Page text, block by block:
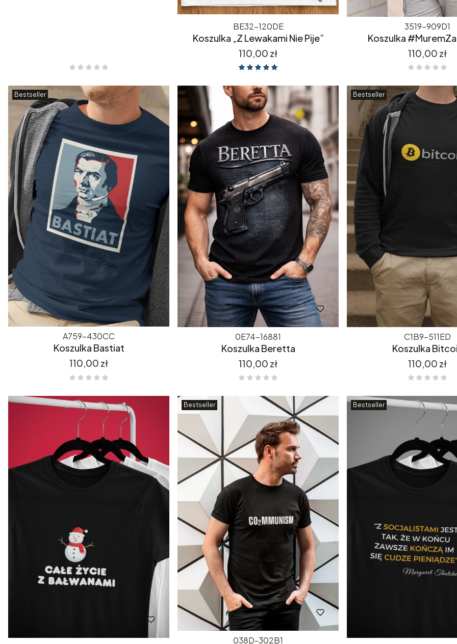
BE32-120DE
Koszulka „Z Lewakami Nie Pije”
Cena
110,00 zł
3519-909D1
Koszulka
Cena
110,00 zł
Bestseller
A759-430CC
Koszulka Bastiat
Cena
110,00 zł
0E74-16881
Koszulka Beretta
Cena
110,00 zł
Bestseller
C1B9-511ED
Koszulka
Cena
110,00 zł
Bestseller
038D-302B1
Bestseller